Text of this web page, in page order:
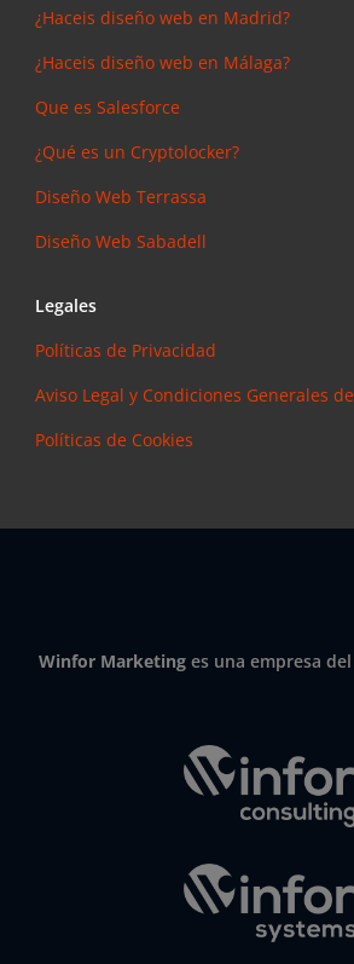
¿Haceis diseño web en Madrid?
¿Haceis diseño web en Málaga?
Que es Salesforce
¿Qué es un Cryptolocker?
Diseño Web Terrassa
Diseño Web Sabadell
Legales
Políticas de Privacidad
Aviso Legal y Condiciones Generales
Políticas de Cookies
Winfor Marketing es una empresa